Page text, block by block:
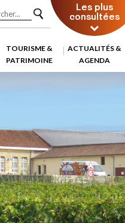
Les plus
consultées
TOURISME &
PATRIMOINE
ACTUALITÉS &
AGENDA